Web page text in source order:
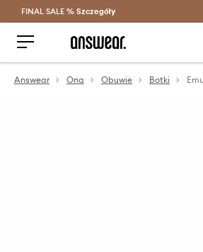
Oszczędzaj z Answear Club >
FINAL SALE % Szczegóły
Answear Ona Obuwie Botki